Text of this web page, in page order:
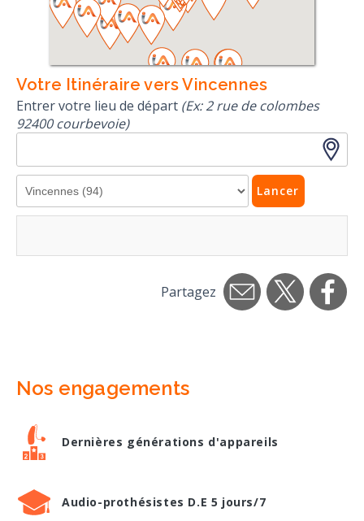
Votre Itinéraire vers Vincennes
Entrer votre lieu de départ (Ex: 2 rue de colombes
92400 courbevoie)
Lancer
Partagez
Nos engagements
Dernières générations d'appareils
Audio-prothésistes D.E 5 jours/7